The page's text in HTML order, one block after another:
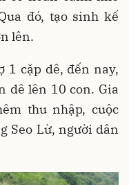
đó, tạo sinh kế
lên.
1 cặp dê, đến nay,
dê lên 10 con. Gia
thu nhập, cuộc
Seo Lừ, người dân